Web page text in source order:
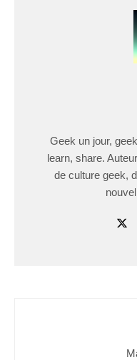
Geek un jour,
learn, share.
de culture geek,